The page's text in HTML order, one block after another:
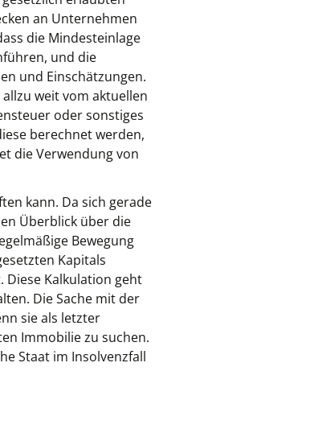
an Unternehmen
die Mindesteinlage
und die
und Einschätzungen.
weit vom aktuellen
oder sonstiges
berechnet werden,
die Verwendung von
kann. Da sich gerade
Überblick über die
Bewegung
Kapitals
Kalkulation geht
Die Sache mit der
sie als letzter
Immobilie zu suchen.
Staat im Insolvenzfall